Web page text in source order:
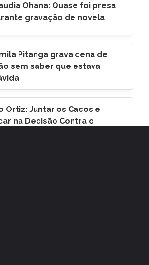
Ohana: Quase foi presa
gravação de novela
Pitanga grava cena de
sem saber que estava
Ortiz: Juntar os Cacos e
na Decisão Contra o